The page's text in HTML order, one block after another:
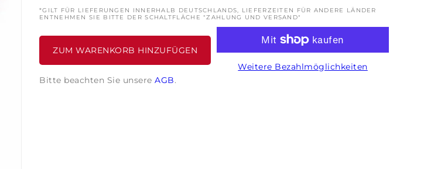
*GILT FÜR LIEFERUNGEN INNERHALB DEUTSCHLANDS, LIEFERZEITEN FÜR ANDERE LÄNDER
ENTNEHMEN SIE BITTE DER SCHALTFLÄCHE "ZAHLUNG UND VERSAND"
ZUM WARENKORB HINZUFÜGEN
Weitere Bezahlmöglichkeiten
Bitte beachten Sie unsere AGB.